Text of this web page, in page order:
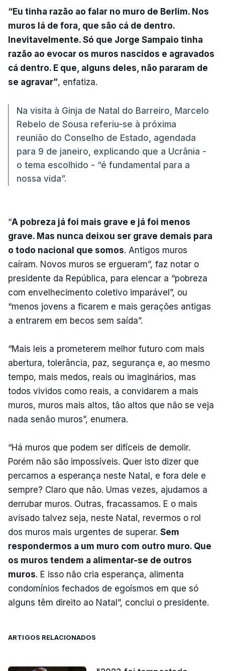
“Eu tinha razão ao falar no muro de Berlim. Nos
muros lá de fora, que são cá de dentro.
Inevitavelmente. Só que Jorge Sampaio tinha
razão ao evocar os muros nascidos e agravados
cá dentro. E que, alguns deles, não pararam de
se agravar”, enfatiza.
Na visita à Ginja de Natal do Barreiro, Marcelo
Rebelo de Sousa referiu-se à próxima
reunião do Conselho de Estado, agendada
para 9 de janeiro, explicando que a Ucrânia -
o tema escolhido - “é fundamental para a
nossa vida”.
“A pobreza já foi mais grave e já foi menos
grave. Mas nunca deixou ser grave demais para
o todo nacional que somos. Antigos muros
caíram. Novos muros se ergueram”, faz notar o
presidente da República, para elencar a “pobreza
com envelhecimento coletivo imparável”, ou
“menos jovens a ficarem e mais gerações antigas
a entrarem em becos sem saída”.
“Mais leis a prometerem melhor futuro com mais
abertura, tolerância, paz, segurança e, ao mesmo
tempo, mais medos, reais ou imaginários, mas
todos vividos como reais, a convidarem a mais
muros, muros mais altos, tão altos que não se veja
nada senão muros”, enumera.
“Há muros que podem ser difíceis de demolir.
Porém não são impossíveis. Quer isto dizer que
percamos a esperança neste Natal, e fora dele e
sempre? Claro que não. Umas vezes, ajudamos a
derrubar muros. Outras, fracassamos. E o mais
avisado talvez seja, neste Natal, revermos o rol
dos muros mais urgentes de superar. Sem
respondermos a um muro com outro muro. Que
os muros tendem a alimentar-se de outros
muros. E isso não cria esperança, alimenta
condomínios fechados de egoísmos em que só
alguns têm direito ao Natal”, conclui o presidente.
ARTIGOS RELACIONADOS